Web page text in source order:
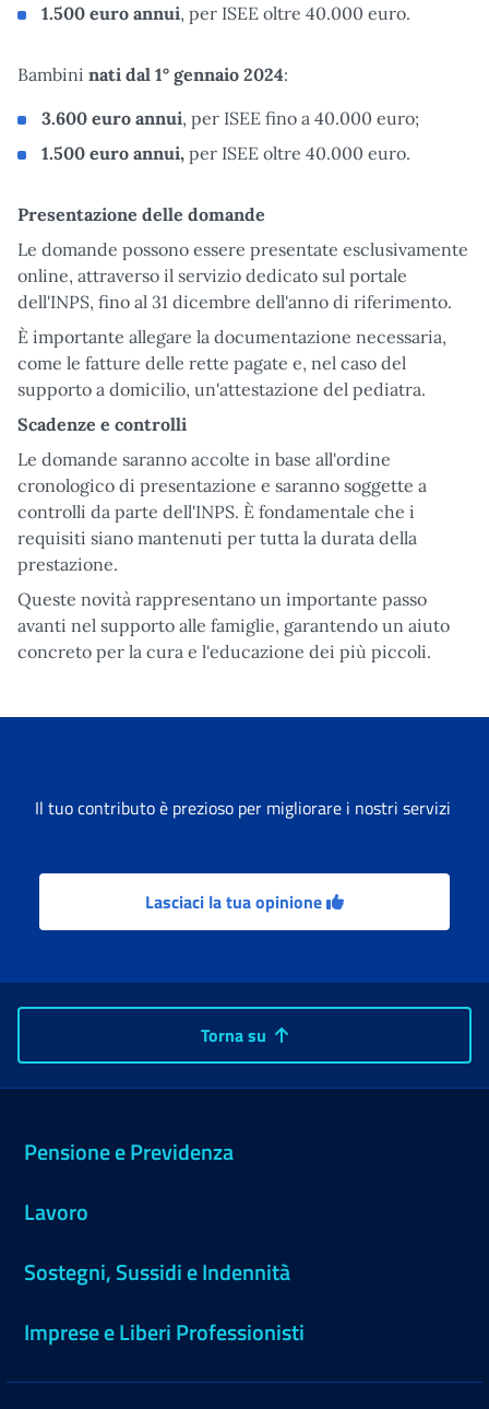
1.500 euro annui, per ISEE oltre 40.000 euro.
Bambini nati dal 1° gennaio 2024:
3.600 euro annui, per ISEE fino a 40.000 euro;
1.500 euro annui, per ISEE oltre 40.000 euro.
Presentazione delle domande
Le domande possono essere presentate esclusivamente
online, attraverso il servizio dedicato sul portale
dell'INPS, fino al 31 dicembre dell'anno di riferimento.
È importante allegare la documentazione necessaria,
come le fatture delle rette pagate e, nel caso del
supporto a domicilio, un'attestazione del pediatra.
Scadenze e controlli
Le domande saranno accolte in base all'ordine
cronologico di presentazione e saranno soggette a
controlli da parte dell'INPS. È fondamentale che i
requisiti siano mantenuti per tutta la durata della
prestazione.
Queste novità rappresentano un importante passo
avanti nel supporto alle famiglie, garantendo un aiuto
concreto per la cura e l'educazione dei più piccoli.
Il tuo contributo è prezioso per migliorare i nostri servizi
Lasciaci la tua opinione
Torna su
Pensione e Previdenza
Lavoro
Sostegni, Sussidi e Indennità
Imprese e Liberi Professionisti